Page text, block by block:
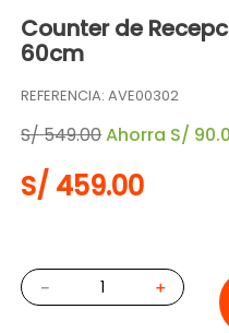
Counter de
60cm
REFERENCIA:AVE00302
S/549.00Ahorra S/ 90.
S/ 459.00
＋
－